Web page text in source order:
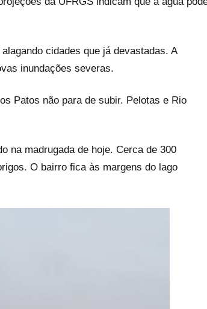
cidades que já devastadas. A
inundações severas.
Patos não para de subir. Pelotas e Rio
na madrugada de hoje. Cerca de 300
O bairro fica às margens do lago